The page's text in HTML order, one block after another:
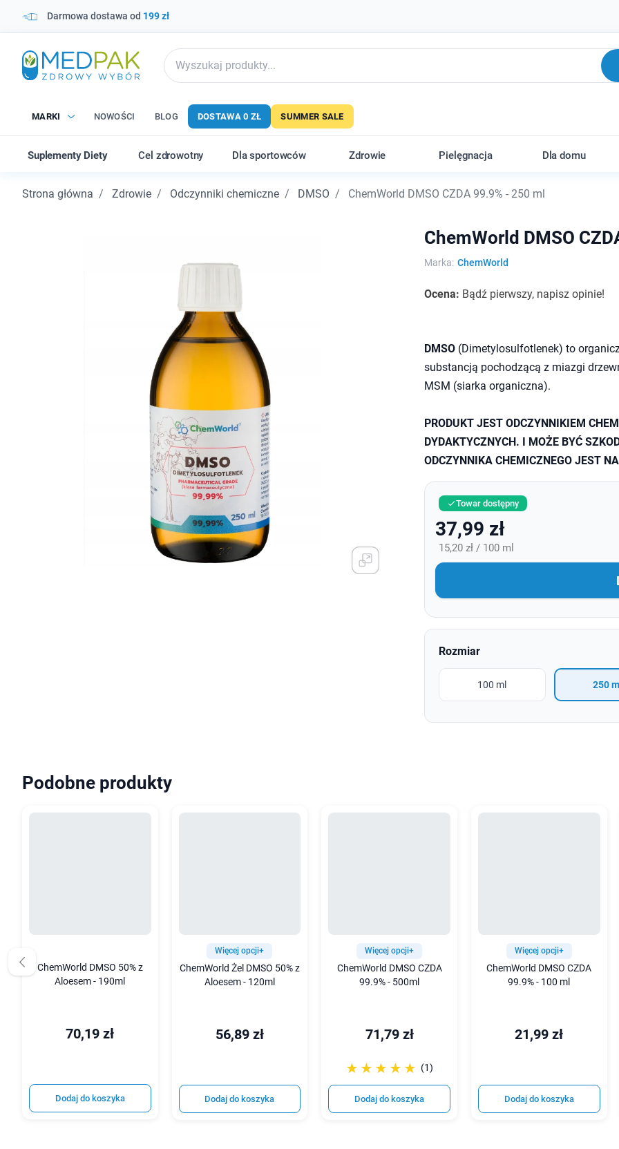
Darmowa dostawa od 199 zł
MARKI NOWOŚCI BLOG DOSTAWA 0 ZŁ SUMMER SALE
Suplementy Diety Cel zdrowotny Dla sportowców Zdrowie Pielęgnacja Dla domu
Strona główna Zdrowie Odczynniki chemiczne DMSO ChemWorld DMSO CZDA 99.9% - 250 ml
ChemWorld DMSO
Marka: ChemWorld
Ocena: Bądź pierwszy, napisz opinie!
DMSO(Dimetylosulfotlenek) to
substancją pochodzącą z miazgi
MSM (siarka organiczna).
PRODUKT JEST ODCZYNNIKIEM
DYDAKTYCZNYCH. I MOŻE BYĆ
ODCZYNNIKA CHEMICZNEGO JEST
Towar dostępny
37,99 zł
15,20 zł / 100 ml
Rozmiar
100 ml 250
Podobne produkty
ChemWorld DMSO 50% z
Aloesem - 190ml
70,19 zł
Dodaj do koszyka
Więcej opcji+
ChemWorld Żel DMSO 50% z
Aloesem - 120ml
56,89 zł
Dodaj do koszyka
Więcej opcji+
ChemWorld DMSO CZDA
99.9% - 500ml
71,79 zł
☆☆☆☆☆
★★★★★ (1)
Dodaj do koszyka
Więcej opcji+
ChemWorld DMSO CZDA
99.9% - 100 ml
21,99 zł
Dodaj do koszyka